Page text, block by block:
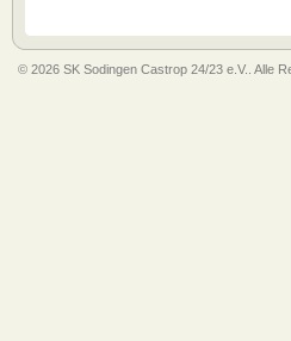
© 2026 SK Sodingen Castrop 24/23 e.V.. Alle